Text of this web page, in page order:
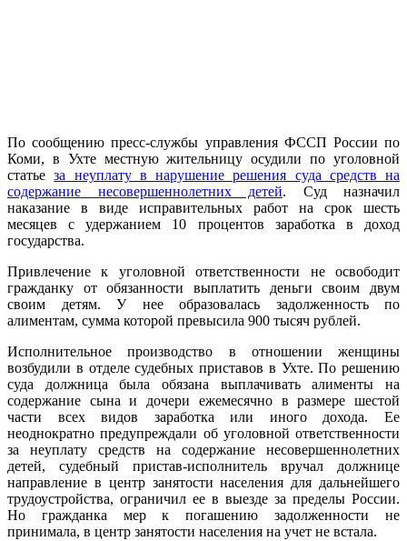
По сообщению пресс-службы управления ФССП России по
Коми, в Ухте местную жительницу осудили по уголовной
статьеза неуплату в нарушение решения суда средств на
содержание несовершеннолетних детей. Суд назначил
наказание в виде исправительных работ на срок шесть
месяцев с удержанием 10 процентов заработка в доход
государства.
Привлечение к уголовной ответственности не освободит
гражданку от обязанности выплатить деньги своим двум
своим детям. У нее образовалась задолженность по
алиментам, сумма которой превысила 900 тысяч рублей.
Исполнительное производство в отношении женщины
возбудили в отделе судебных приставов в Ухте. По решению
суда должница была обязана выплачивать алименты на
содержание сына и дочери ежемесячно в размере шестой
части всех видов заработка или иного дохода. Ее
неоднократно предупреждали об уголовной ответственности
за неуплату средств на содержание несовершеннолетних
детей, судебный пристав-исполнитель вручал должнице
направление в центр занятости населения для дальнейшего
трудоустройства, ограничил ее в выезде за пределы России.
Но гражданка мер к погашению задолженности не
принимала, в центр занятости населения на учет не встала.